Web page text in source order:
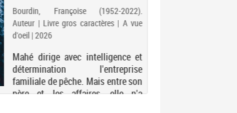
Bourdin, Françoise (1952-2022).
Auteur | Livre gros caractères | A vue
d'oeil | 2026
Mahé dirige avec intelligence et
détermination l'entreprise
familiale de pêche. Mais entre son
père et les affaires, elle n'a